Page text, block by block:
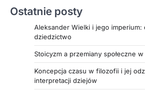
Ostatnie posty
Aleksander Wielki i jego imperium:
dziedzictwo
Stoicyzm a przemiany społeczne
Koncepcja czasu w filozofii i jej
interpretacji dziejów